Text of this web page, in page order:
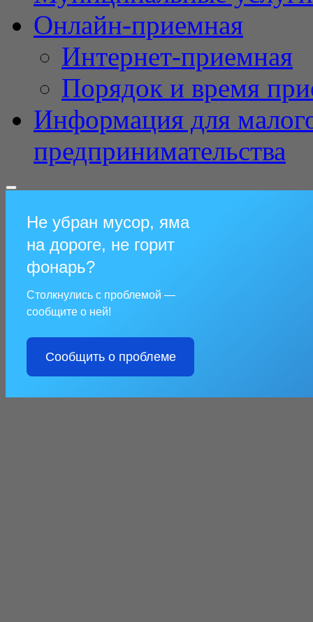
Онлайн-приемная
Интернет-приемная
Порядок и время
Информация для
предпринимательства
Не убран мусор, яма
на дороге, не горит
фонарь?
Столкнулись с проблемой —
сообщите о ней!
Сообщить о проблеме